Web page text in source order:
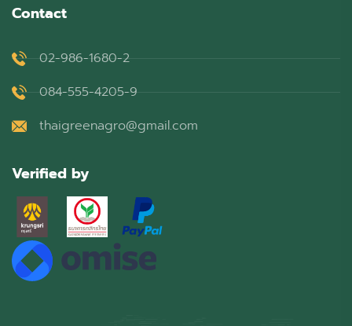
Contact
02-986-1680-2
084-555-4205-9
thaigreenagro@gmail.com
Verified by